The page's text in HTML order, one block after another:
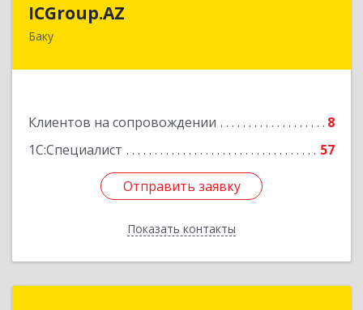
ICGroup.AZ
Баку
Клиентов на сопровождении
8
1С:Специалист
57
Отправить заявку
Показать контакты
Отправить заявку
Назад